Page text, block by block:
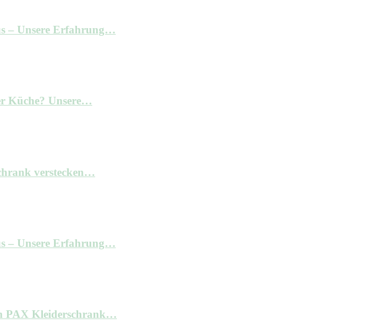
– Unsere Erfahrung…
Küche? Unsere…
verstecken…
– Unsere Erfahrung…
PAX Kleiderschrank…